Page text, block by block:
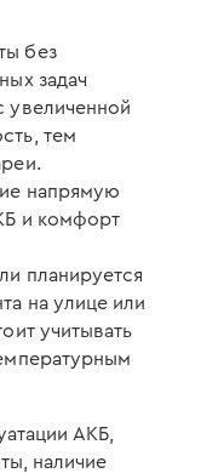
без
задач
увеличенной
тем
напрямую
и комфорт
планируется
на улице или
учитывать
АКБ,
наличие